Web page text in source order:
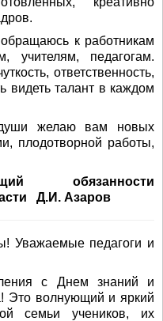
к работникам
учителям, педагогам.
ответственность,
видеть талант в каждом
желаю вам новых
плодотворной работы,
обязанности
Д.И. Азаров
Уважаемые педагоги и
с Днем знаний и
Это волнующий и яркий
семьи учеников, их